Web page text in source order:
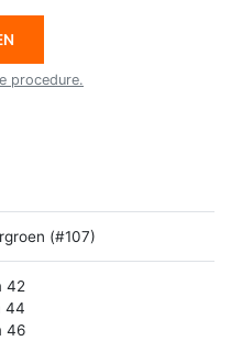
procedure.
(#107)
42
44
46